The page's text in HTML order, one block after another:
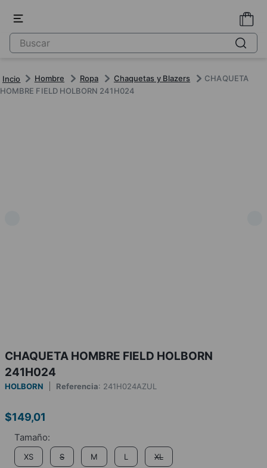
Hombre Ropa Chaquetas y Blazers
CHAQUETA
HOMBRE FIELD HOLBORN 241H024
CHAQUETA HOMBRE FIELD HOLBORN
241H024
HOLBORN Referencia: 241H024AZUL
$149,01
XS S M L XL